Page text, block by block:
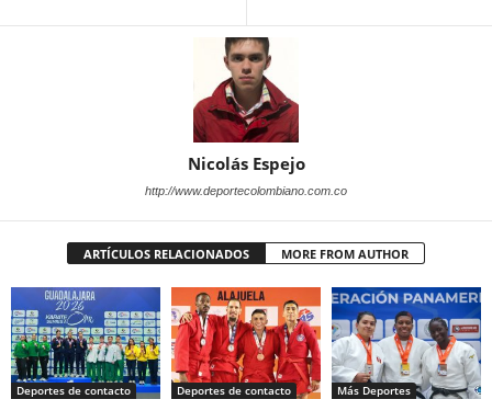
Nicolás Espejo
http://www.deportecolombiano.com.co
ARTÍCULOS RELACIONADOS MORE FROM AUTHOR
Deportes de contacto Deportes de contacto Más Deportes